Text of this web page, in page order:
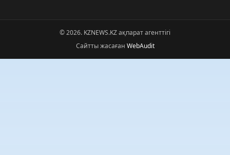
© 2026. KZNEWS.KZ ақпарат агенттігі
Сайтты жасаған WebAudit